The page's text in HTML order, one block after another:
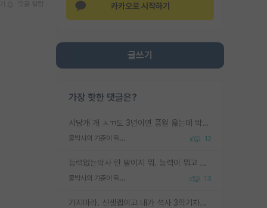
카카오로 시작하기
글쓰기
가장 핫한 댓글은?
서당개 개 ㅅㄲ도 3년이면 풍월 읊는데 박사 5년 이상 대리고 있으면서 물된건 교수 탓 맞는ㄱ게 거기가 서당이 아니란 소리임
물박사의 기준이 뭐임? 12
능력없는박사 란 말이지 뭐. 능력이 뭐고 능력이 있다는게 뭔지는 사람마다 기준이 다르니까 얘기해봐야 서로 자기 기준만 얘기해서 논쟁이 끝이 안나고. 주위에서 능력있고 야심있는 신입생이 교수가 유의미한 피드백을 아예 안주면서 제대로된 과제에 참여해볼 기회도 제공하지 않고 잡일 뺑뺑이만 돌려서 맨날 단순작업만 하면서 밤새다가 눈빛이 점점 죽어가는걸 본 사람은 물박사는 교수탓이라고 하고, 교수는 이것저것 알려도 주고 기회도 주고 사수 동기 붙여주면서 어떻게든 끌고가려고 하는데 본인이 매일 뺀질거리면서 출근 하는둥마는둥 하다가 기껏 와서도 폰이나 쳐다보다가 실험 망치고 저녁약속있어서 먼저 가볼게요~ 하는걸 본 사람은 물박사는 본인탓이라고 함.
물박사의 기준이 뭐임? 13
가지마라. 신생랩이고 내가 석사 3학기차인데 최고참인데 나도 아무것도 모르는데 교수가 후배들 왜 논문 교육 안시키냐. 논문 왜 안 써오냐 닦달한다